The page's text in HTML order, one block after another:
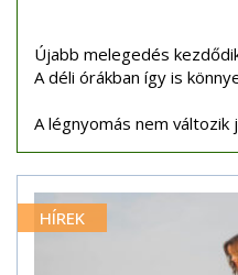
Újabb melegedés
A déli órákban így is
A légnyomás nem változik
HÍREK